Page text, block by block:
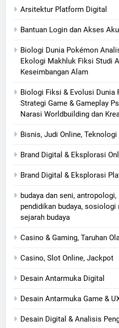
Arsitektur Platform Digital
Bantuan Login dan Akses
Biologi Dunia Pokémon
Ekologi Makhluk Fiksi Studi
Keseimbangan Alam
Biologi Fiksi & Evolusi Dunia
Strategi Game & Gameplay
Narasi Worldbuilding dan
Bisnis, Judi Online, Teknologi
Brand Digital & Eksplorasi
Brand Digital & Eksplorasi
budaya dan seni,
pendidikan budaya,
sejarah budaya
Casino & Gaming, Taruhan
Casino, Slot Online, Jackpot
Desain Antarmuka Digital
Desain Antarmuka Game &
Desain Digital & Analisis